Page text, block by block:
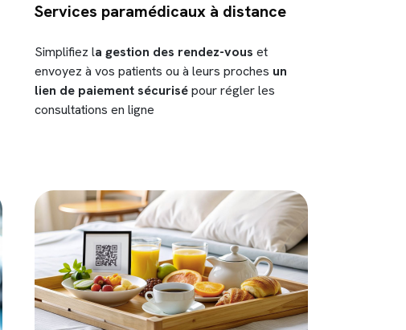
Services paramédicaux à distance
Simplifiez la gestion des rendez-vous et
envoyez à vos patients ou à leurs proches un
lien de paiement sécurisépour régler les
consultations en ligne